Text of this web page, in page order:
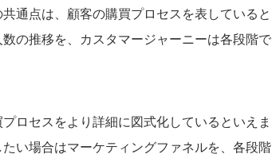
通点は、顧客の購買プロセスを表していると
の推移を、カスタマージャーニーは各段階で
ロセスをより詳細に図式化しているといえま
い場合はマーケティングファネルを、各段階